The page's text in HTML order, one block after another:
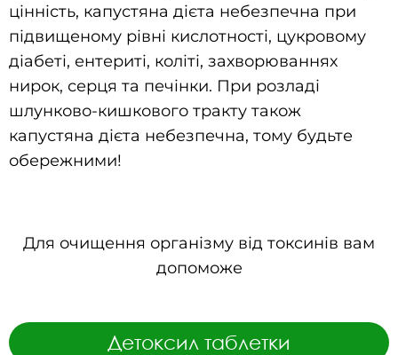
цінність, капустяна дієта небезпечна при
підвищеному рівні кислотності, цукровому
діабеті, ентериті, коліті, захворюваннях
нирок, серця та печінки. При розладі
шлунково-кишкового тракту також
капустяна дієта небезпечна, тому будьте
обережними!
Для очищення організму від токсинів вам
допоможе
Детоксил таблетки